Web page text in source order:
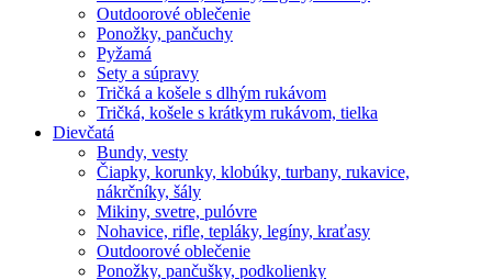
Outdoorové oblečenie
Ponožky, pančuchy
Pyžamá
Sety a súpravy
Tričká a košele s dlhým rukávom
Tričká, košele s krátkym rukávom, tielka
Dievčatá
Bundy, vesty
Čiapky, korunky, klobúky, turbany, rukavice,
nákrčníky, šály
Mikiny, svetre, pulóvre
Nohavice, rifle, tepláky, legíny, kraťasy
Outdoorové oblečenie
Ponožky, pančušky, podkolienky